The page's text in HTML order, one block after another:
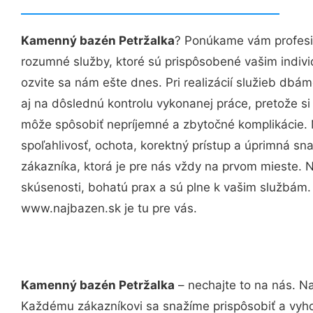
Kamenný bazén Petržalka? Ponúkame vám
rozumné služby, ktoré sú prispôsobené vašim
ozvite sa nám ešte dnes. Pri realizácií služieb
aj na dôslednú kontrolu vykonanej práce, pretože
môže spôsobiť nepríjemné a zbytočné
spoľahlivosť, ochota, korektný prístup a úprimná
zákazníka, ktorá je pre nás vždy na prvom mieste.
skúsenosti, bohatú prax a sú plne k vašim
www.najbazen.sk je tu pre vás.
Kamenný bazén Petržalka – nechajte to na nás.
Každému zákazníkovi sa snažíme prispôsobiť a